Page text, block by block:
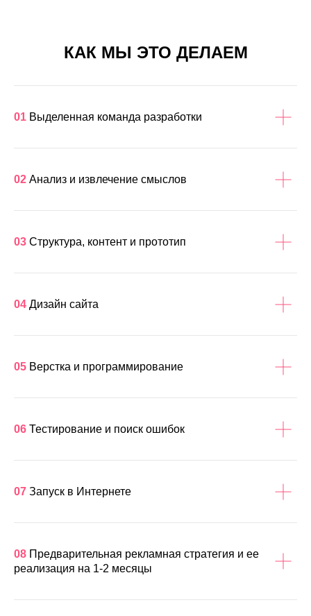
КАК МЫ ЭТО ДЕЛАЕМ
01 Выделенная команда разработки
02 Анализ и извлечение смыслов
03 Структура, контент и прототип
04 Дизайн сайта
05 Верстка и программирование
06 Тестирование и поиск ошибок
07 Запуск в Интернете
08 Предварительная рекламная стратегия и ее
реализация на 1-2 месяцы